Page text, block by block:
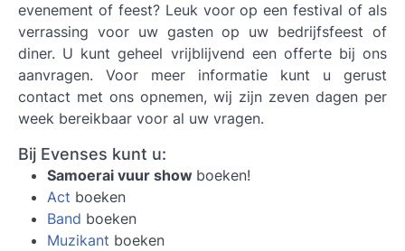
evenement of feest? Leuk voor op een festival of als
verrassing voor uw gasten op uw bedrijfsfeest of
diner. U kunt geheel vrijblijvend een offerte bij ons
aanvragen. Voor meer informatie kunt u gerust
contact met ons opnemen, wij zijn zeven dagen per
week bereikbaar voor al uw vragen.
Bij Evenses kunt u:
Samoerai vuur show boeken!
Act boeken
Band boeken
Muzikant boeken